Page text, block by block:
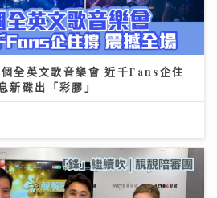
全英文歌音樂會 近千Fans企住
新碟出「彩膠」